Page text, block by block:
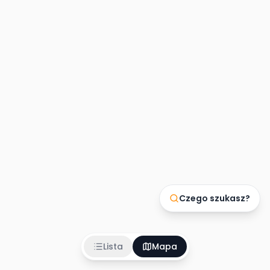
Lista Mapa
Czego szukasz?